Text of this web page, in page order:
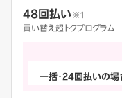
48回払い ※1
買い替え超トクプログラム
一括・24回払いの場